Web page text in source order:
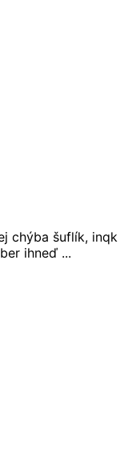
chýba šuflík, inqk
ihneď ...